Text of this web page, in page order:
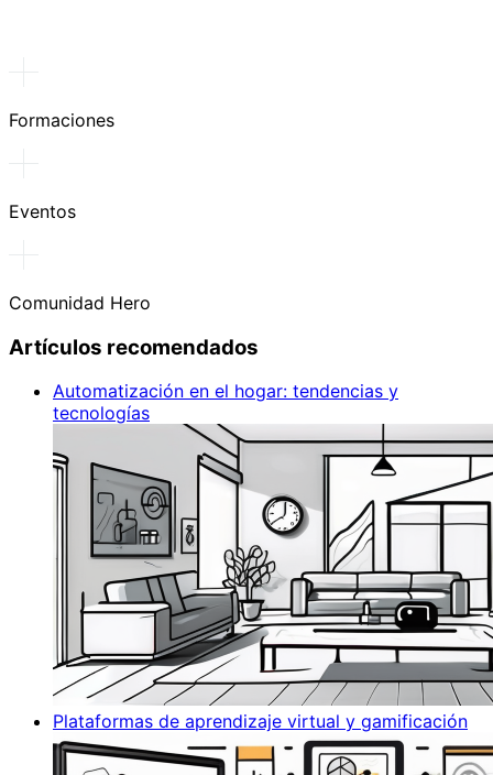
Formaciones
Eventos
Comunidad Hero
Artículos recomendados
Automatización en el hogar: tendencias y
tecnologías
Plataformas de aprendizaje virtual y gamificación